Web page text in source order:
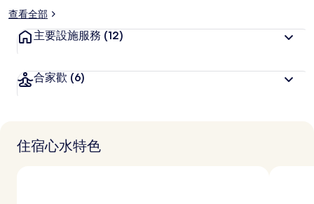
查看全部
主要設施服務 (12)
合家歡 (6)
住宿心水特色